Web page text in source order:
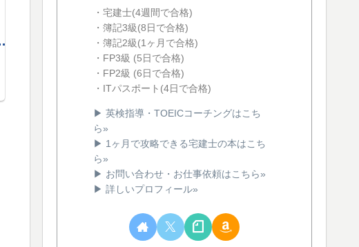
・宅建士(4週間で合格)
・簿記3級(8日で合格)
・簿記2級(1ヶ月で合格)
・FP3級 (5日で合格)
・FP2級 (6日で合格)
・ITパスポート(4日で合格)
▶ 英検指導・TOEICコーチングはこち
ら»
▶ 1ヶ月で攻略できる宅建士の本はこち
ら»
▶ お問い合わせ・お仕事依頼はこちら»
▶ 詳しいプロフィール»